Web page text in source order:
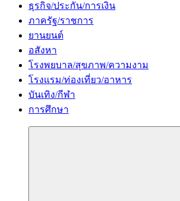
ธุรกิจ/ประกัน/การเงิน
ภาครัฐ/ราชการ
ยานยนต์
อสังหา
โรงพยบาล/สุขภาพ/ความงาม
โรงแรม/ท่องเที่ยว/อาหาร
บันเทิง/กีฬา
การศึกษา